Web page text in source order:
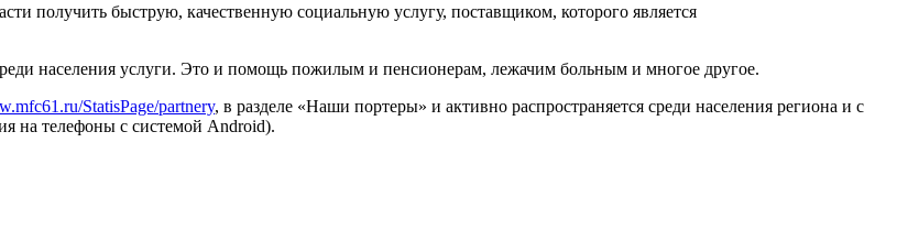
получить быструю, качественную социальную услугу, поставщиком, которого является
населения услуги. Это и помощь пожилым и пенсионерам, лежачим больным и многое другое.
StatisPage/partnery, в разделе «Наши портеры» и активно распространяется среди населения региона и с
на телефоны с системой Android).